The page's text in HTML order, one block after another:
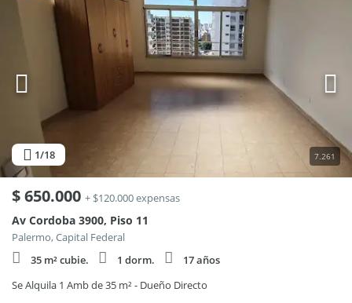
1/18 7.261
$650.000 + $120.000 expensas
Av Cordoba 3900, Piso 11
Palermo, Capital Federal
35 m² cubie.
1 dorm.
17 años
Se Alquila 1 Amb de 35 m² - Dueño Directo